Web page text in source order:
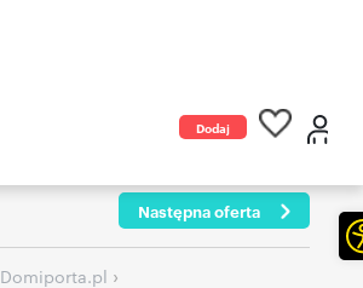
Dodaj
Następna oferta
Domiporta.pl ›